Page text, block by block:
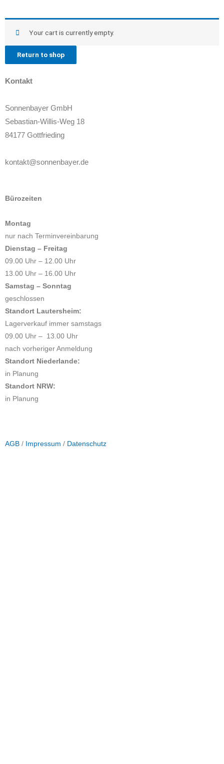
Your cart is currently empty.
Return to shop
Kontakt
Sonnenbayer GmbH
Sebastian-Willis-Weg 18
84177 Gottfrieding
kontakt@sonnenbayer.de
Bürozeiten
Montag
nur nach Terminvereinbarung
Dienstag – Freitag
09.00 Uhr – 12.00 Uhr
13.00 Uhr – 16.00 Uhr
Samstag – Sonntag
geschlossen
Standort Lautersheim:
Lagerverkauf immer samstags
09.00 Uhr – 13.00 Uhr
nach vorheriger Anmeldung
Standort Niederlande:
in Planung
Standort NRW:
in Planung
AGB / Impressum / Datenschutz